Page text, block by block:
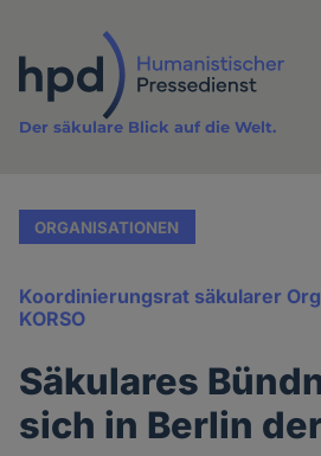
Inhalt
Der säkulare Blick auf die Welt.
ORGANISATIONEN
Koordinierungsrat säkularer
KORSO
Säkulares
sich in Berlin